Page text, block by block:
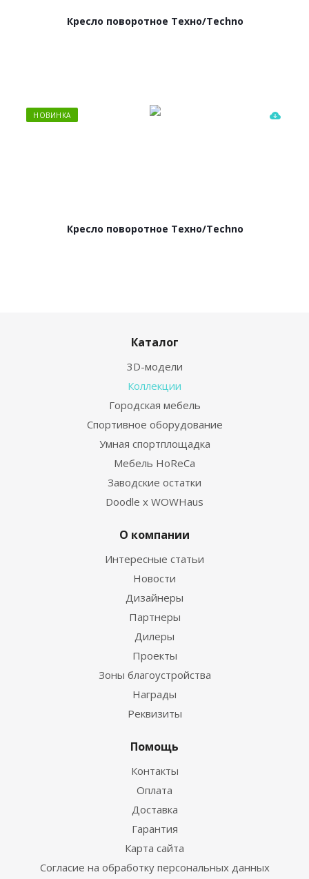
Кресло поворотное Техно/Techno
НОВИНКА
Кресло поворотное Техно/Techno
Каталог
3D-модели
Коллекции
Городская мебель
Спортивное оборудование
Умная спортплощадка
Мебель HoReCa
Заводские остатки
Doodle x WOWHaus
О компании
Интересные статьи
Новости
Дизайнеры
Партнеры
Дилеры
Проекты
Зоны благоустройства
Награды
Реквизиты
Помощь
Контакты
Оплата
Доставка
Гарантия
Карта сайта
Согласие на обработку персональных данных